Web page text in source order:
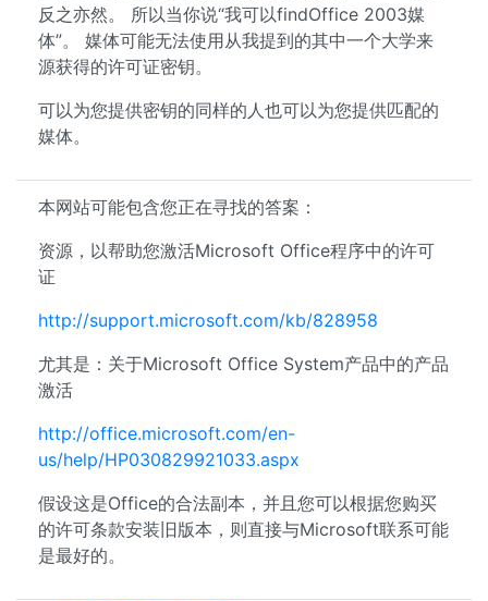
反之亦然。 所以当你说“我可以findOffice 2003媒
体”。 媒体可能无法使用从我提到的其中一个大学来
源获得的许可证密钥。
可以为您提供密钥的同样的人也可以为您提供匹配的
媒体。
本网站可能包含您正在寻找的答案：
资源，以帮助您激活Microsoft Office程序中的许可
证
http://support.microsoft.com/kb/828958
尤其是：关于Microsoft Office System产品中的产品
激活
http://office.microsoft.com/en-
us/help/HP030829921033.aspx
假设这是Office的合法副本，并且您可以根据您购买
的许可条款安装旧版本，则直接与Microsoft联系可能
是最好的。